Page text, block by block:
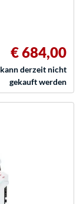
€ 684,00
derzeit nicht
gekauft werden